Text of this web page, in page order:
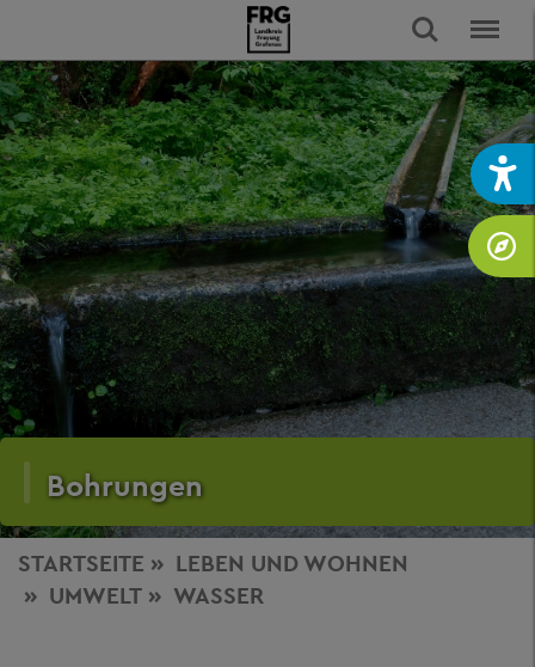
Bohrungen
STARTSEITE LEBEN UND WOHNEN
UMWELT
WASSER